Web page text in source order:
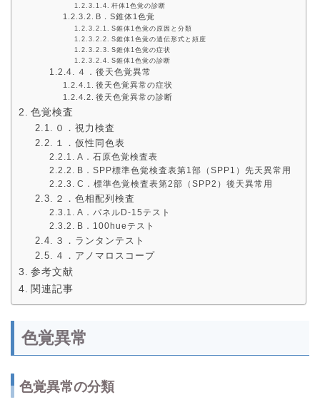
杆体1色覚の診断
B．S錐体1色覚
S錐体1色覚の原因と分類
S錐体1色覚の遺伝形式と頻度
S錐体1色覚の症状
S錐体1色覚の診断
４．後天色覚異常
後天色覚異常の症状
後天色覚異常の診断
色覚検査
０．視力検査
１．仮性同色表
A．石原色覚検査表
B．SPP標準色覚検査表第1部（SPP1）先天異常用
C．標準色覚検査表第2部（SPP2）後天異常用
２．色相配列検査
A．パネルD-15テスト
B．100hueテスト
３．ランタンテスト
４．アノマロスコープ
参考文献
関連記事
色覚異常
色覚異常の分類